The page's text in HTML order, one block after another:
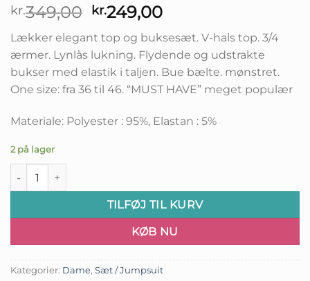
kr.349,00 Den
oprindelige
pris
var:
kr.349,00.
kr.249,00Den
aktuelle
pris
er:
kr.249,00.
Lækker elegant top og buksesæt. V-hals top. 3/4
ærmer. Lynlås lukning. Flydende og udstrakte
bukser med elastik i taljen. Bue bælte. mønstret.
One size: fra 36 til 46. “MUST HAVE” meget populær
Materiale: Polyester : 95%, Elastan : 5%
2 på lager
Corine Sommersæt - Onesize antal
TILFØJ TIL KURV
KØB NU
Kategorier: Dame, Sæt / Jumpsuit